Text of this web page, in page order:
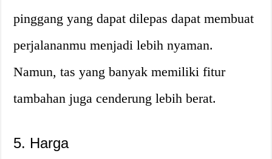
pinggang yang dapat dilepas dapat membuat
perjalananmu menjadi lebih nyaman.
Namun, tas yang banyak memiliki fitur
tambahan juga cenderung lebih berat.
5. Harga